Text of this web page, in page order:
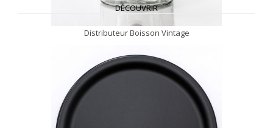
DÉCOUVRIR
Distributeur Boisson Vintage